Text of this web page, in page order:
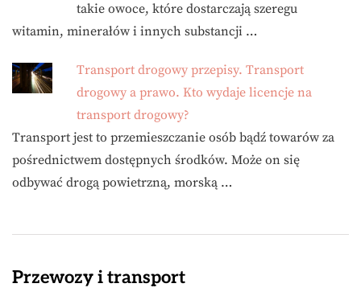
takie owoce, które dostarczają szeregu
witamin, minerałów i innych substancji …
Transport drogowy przepisy. Transport
drogowy a prawo. Kto wydaje licencje na
transport drogowy?
Transport jest to przemieszczanie osób bądź towarów za
pośrednictwem dostępnych środków. Może on się
odbywać drogą powietrzną, morską …
Przewozy i transport